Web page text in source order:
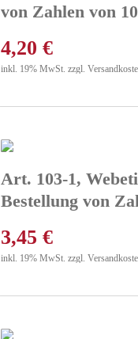
von Zahlen von
4,20 €
inkl. 19% MwSt. zzgl.
Art. 103-1,
Bestellung von
3,45 €
inkl. 19% MwSt. zzgl.